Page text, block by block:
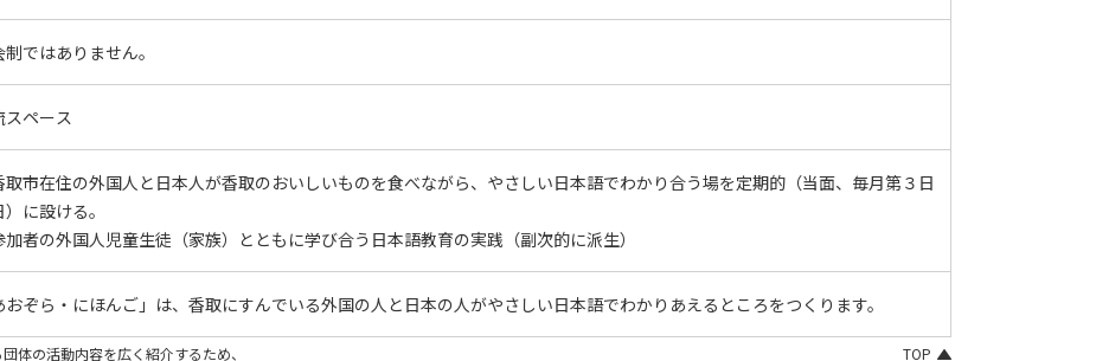
ではありません。
スペース
取市在住の外国人と日本人が香取のおいしいものを食べながら、やさしい日本語でわかり合う場を定期的（当面、毎月第３日
に設ける。
加者の外国人児童生徒（家族）とともに学び合う日本語教育の実践（副次的に派生）
おぞら・にほんご」は、香取にすんでいる外国の人と日本の人がやさしい日本語でわかりあえるところをつくります。
の活動内容を広く紹介するため、 TOP